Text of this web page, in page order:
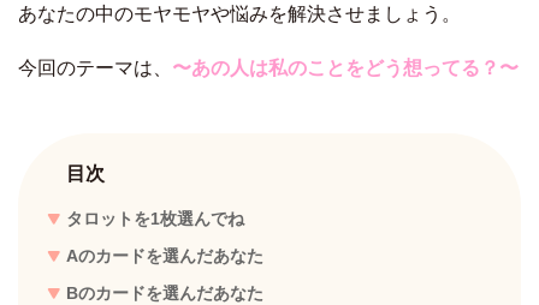
あなたの中のモヤモヤや悩みを解決させましょう。
今回のテーマは、 〜あの人は私のことをどう想ってる？〜
目次
タロットを1枚選んでね
Aのカードを選んだあなた
Bのカードを選んだあなた